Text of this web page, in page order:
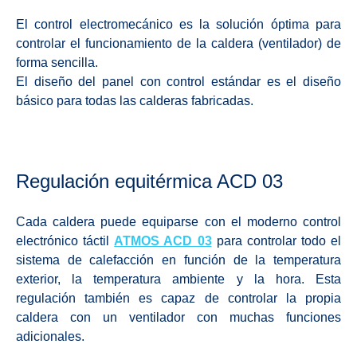
El control electromecánico es la solución óptima para
controlar el funcionamiento de la caldera (ventilador) de
forma sencilla.
El diseño del panel con control estándar es el diseño
básico para todas las calderas fabricadas.
Regulación equitérmica ACD 03
Cada caldera puede equiparse con el moderno control
electrónico táctil ATMOS ACD 03para controlar todo el
sistema de calefacción en función de la temperatura
exterior, la temperatura ambiente y la hora. Esta
regulación también es capaz de controlar la propia
caldera con un ventilador con muchas funciones
adicionales.